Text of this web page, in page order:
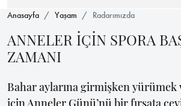
Anasayfa Yaşam Radarımızda
ANNELER İÇİN SPORA
ZAMANI
Bahar aylarına girmişken yürümek
için Anneler Günü’nü bir fırsata